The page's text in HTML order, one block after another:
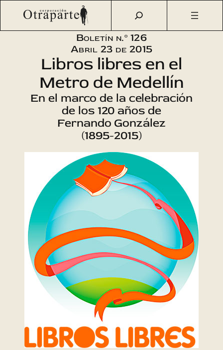
Saltar
Otraparte.org /Corporación Boletín/
Boletín n.º 126 –
Libros libres en el Metro de Medellín
Boletín n.º 126
Abril 23 de 2015
Libros libres en el
Metro de Medellín
En el marco de la celebración
de los 120 años de
Fernando González
(1895-2015)